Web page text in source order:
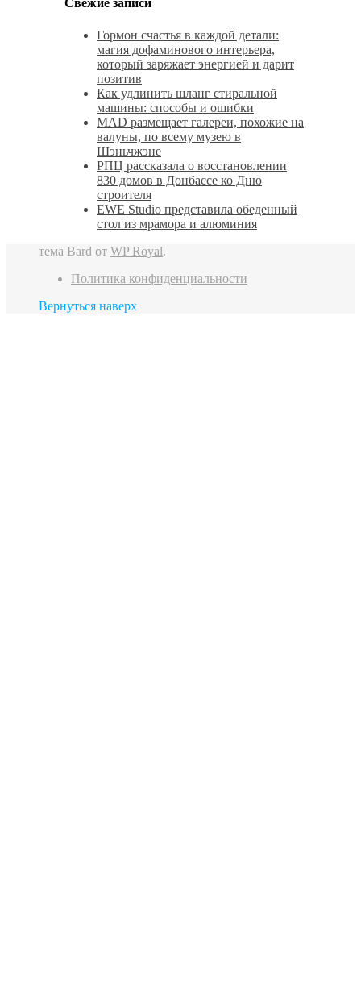
Свежие записи
Гормон счастья в каждой детали:
магия дофаминового интерьера,
который заряжает энергией и дарит
позитив
Как удлинить шланг стиральной
машины: способы и ошибки
MAD размещает галереи, похожие на
валуны, по всему музею в
Шэньчжэне
РПЦ рассказала о восстановлении
830 домов в Донбассе ко Дню
строителя
EWE Studio представила обеденный
стол из мрамора и алюминия
тема Bard от WP Royal.
Политика конфиденциальности
Вернуться наверх